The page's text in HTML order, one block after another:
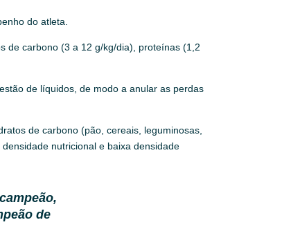
do atleta.
de carbono (3 a 12 g/kg/dia), proteínas (1,2
de líquidos, de modo a anular as perdas
de carbono (pão, cereais, leguminosas,
nutricional e baixa densidade
de